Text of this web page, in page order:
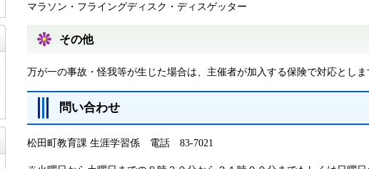
マラソン・フライングディスク・ディスゲッター
その他
万が一の事故・怪我等が生じた場合は、主催者が加入する保険で対応としま
問い合わせ
松田町教育課 生涯学習係 電話 83-7021